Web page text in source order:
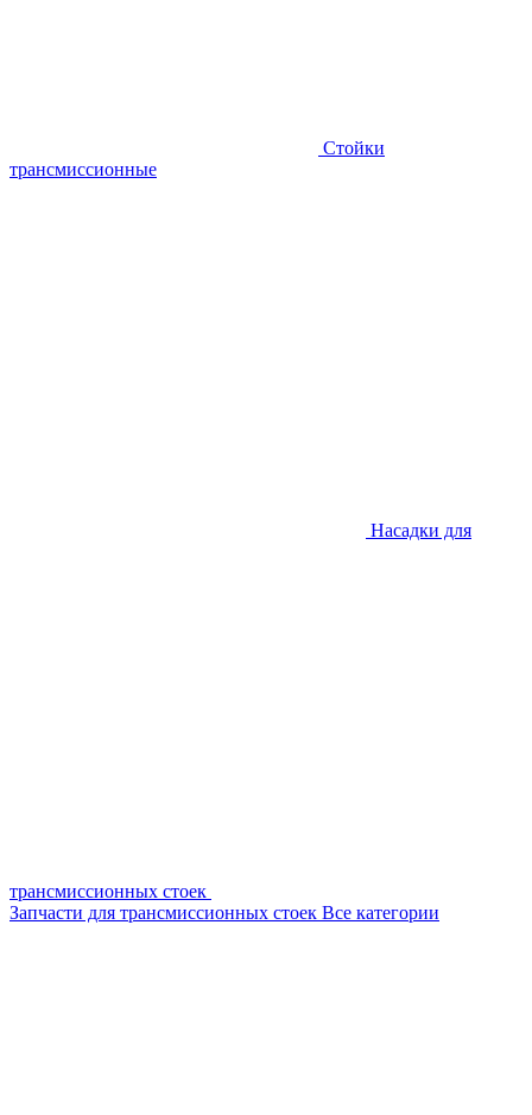
Стойки
трансмиссионные
Насадки для
трансмиссионных стоек
Запчасти для трансмиссионных стоек Все категории